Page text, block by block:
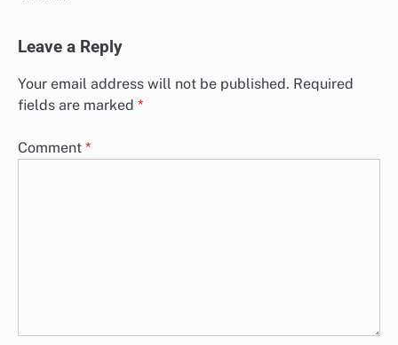
Leave a Reply
Your email address will not be published. Required
fields are marked *
Comment *